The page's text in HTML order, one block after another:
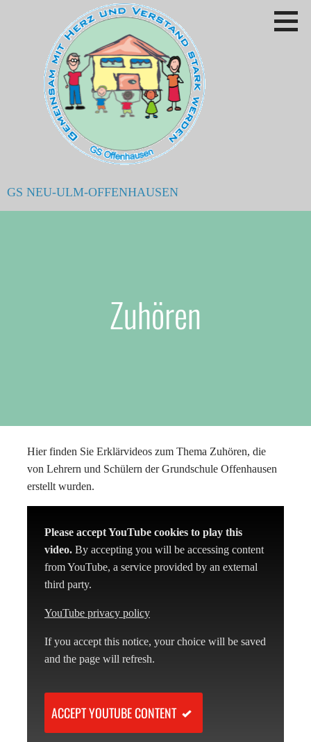
GS NEU-ULM-OFFENHAUSEN
Zuhören
Hier finden Sie Erklärvideos zum Thema Zuhören, die
von Lehrern und Schülern der Grundschule Offenhausen
erstellt wurden.
Please accept YouTube cookies to play this
video. By accepting you will be accessing content
from YouTube, a service provided by an external
third party.
YouTube privacy policy
If you accept this notice, your choice will be saved
and the page will refresh.
ACCEPT YOUTUBE CONTENT